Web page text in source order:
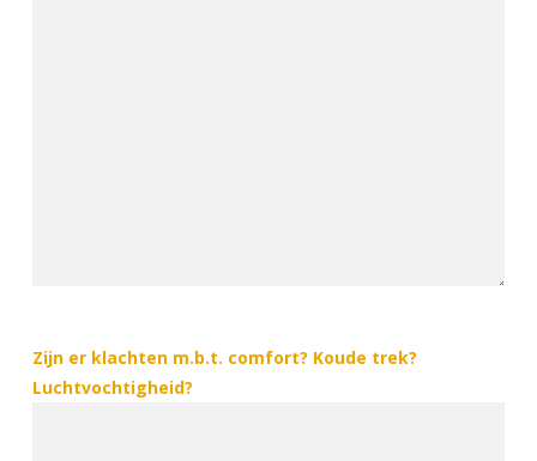
Zijn er klachten m.b.t. comfort? Koude trek?
Luchtvochtigheid?